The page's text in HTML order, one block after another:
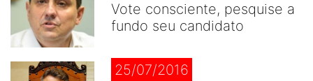
Vote consciente, pesquise a
fundo seu candidato
25/07/2016